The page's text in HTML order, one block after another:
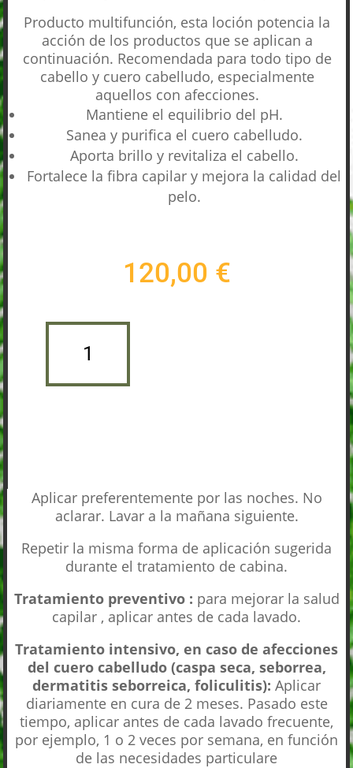
Producto multifunción, esta loción potencia la
acción de los productos que se aplican a
continuación. Recomendada para todo tipo de
cabello y cuero cabelludo, especialmente
aquellos con afecciones.
Mantiene el equilibrio del pH.
Sanea y purifica el cuero cabelludo.
Aporta brillo y revitaliza el cabello.
Fortalece la fibra capilar y mejora la calidad del
pelo.
120,00 €
LOCIÓN
CAPILAR
250
Aplicar preferentemente por las noches. No
aclarar. Lavar a la mañana siguiente.
Repetir la misma forma de aplicación sugerida
durante el tratamiento de cabina.
Tratamiento preventivo : para mejorar la salud
capilar , aplicar antes de cada lavado.
Tratamiento intensivo, en caso de afecciones
del cuero cabelludo (caspa seca, seborrea,
dermatitis seborreica, foliculitis): Aplicar
diariamente en cura de 2 meses. Pasado este
tiempo, aplicar antes de cada lavado frecuente,
por ejemplo, 1 o 2 veces por semana, en función
de las necesidades particulare